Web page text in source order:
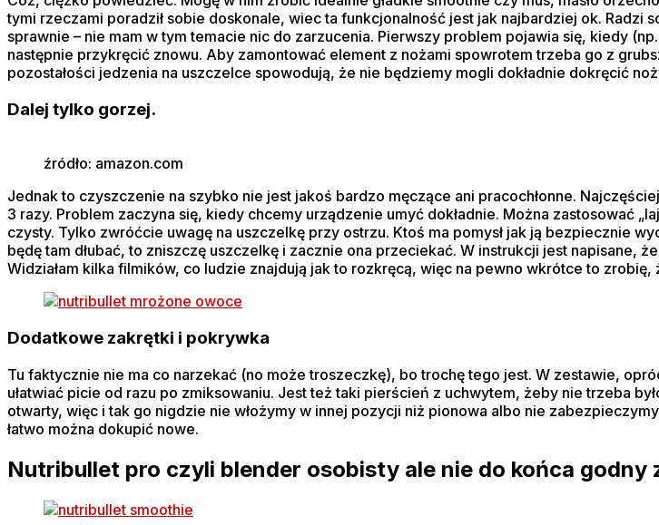
tymi rzeczami poradził sobie doskonale, wiec ta funkcjonalność jest jak najbardziej ok. Radzi
sprawnie – nie mam w tym temacie nic do zarzucenia. Pierwszy problem pojawia się, kiedy
następnie przykręcić znowu. Aby zamontować element z nożami spowrotem trzeba go z
pozostałości jedzenia na uszczelce spowodują, że nie będziemy mogli dokładnie dokręcić
Dalej tylko gorzej.
źródło: amazon.com
Jednak to czyszczenie na szybko nie jest jakoś bardzo męczące ani pracochłonne.
3 razy. Problem zaczyna się, kiedy chcemy urządzenie umyć dokładnie. Można zastosować
czysty. Tylko zwróćcie uwagę na uszczelkę przy ostrzu. Ktoś ma pomysł jak ją bezpiecznie
będę tam dłubać, to zniszczę uszczelkę i zacznie ona przeciekać. W instrukcji jest
Widziałam kilka filmików, co ludzie znajdują jak to rozkręcą, więc na pewno wkrótce to
Dodatkowe zakrętki i pokrywka
Tu faktycznie nie ma co narzekać (no może troszeczkę), bo trochę tego jest. W zestawie,
ułatwiać picie od razu po zmiksowaniu. Jest też taki pierścień z uchwytem, żeby nie trzeba
otwarty, więc i tak go nigdzie nie włożymy w innej pozycji niż pionowa albo nie
łatwo można dokupić nowe.
Nutribullet pro czyli blender osobisty ale nie do końca godny